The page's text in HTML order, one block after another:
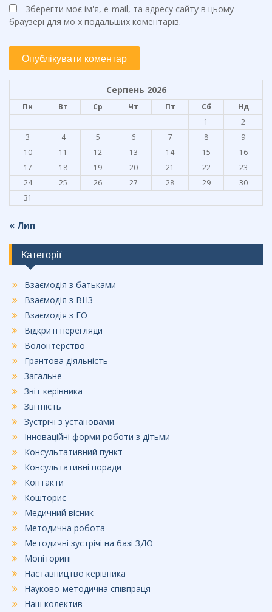
Зберегти моє ім'я, e-mail, та адресу сайту в цьому
браузері для моїх подальших коментарів.
Серпень 2026
Пн Вт Ср Чт Пт Сб
Нд
1
2
3
4 5 6 7 8
9
10
11 12 13 14 15
16
17
18 19 20 21 22
23
24
25 26 27 28 29
30
31
« Лип
Категорії
Взаємодія з батьками
Взаємодія з ВНЗ
Взаємодія з ГО
Відкриті перегляди
Волонтерство
Грантова діяльність
Загальне
Звіт керівника
Звітність
Зустрічі з установами
Інноваційні форми роботи з дітьми
Консультативний пункт
Консультативні поради
Контакти
Кошторис
Медичний вісник
Методична робота
Методичні зустрічі на базі ЗДО
Моніторинг
Наставництво керівника
Науково-методична співпраця
Наш колектив